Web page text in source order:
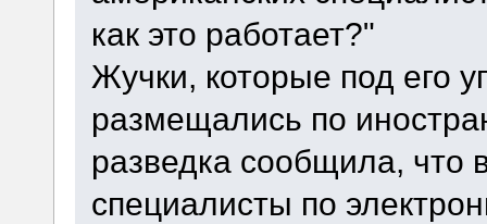
как это работает?"
Жучки, которые под его
размещались по
разведка сообщила, что
специалисты по